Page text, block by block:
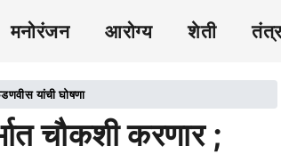
मनोरंजन आरोग्य शेती
यांची घोषणा
चौकशी करणार ;